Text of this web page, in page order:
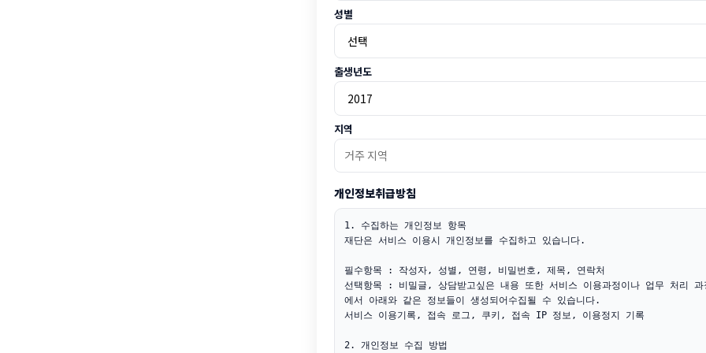
성별
출생년도
지역
개인정보취급방침
1. 수집하는 개인정보 항목
재단은 서비스 이용시 개인정보를 수집하고 있습니다.
필수항목 : 작성자, 성별, 연령, 비밀번호, 제목, 연락처
선택항목 : 비밀글, 상담받고싶은 내용 또한 서비스 이용과정이나 업무 처리 과
에서 아래와 같은 정보들이 생성되어수집될 수 있습니다.
서비스 이용기록, 접속 로그, 쿠키, 접속 IP 정보, 이용정지 기록
2. 개인정보 수집 방법